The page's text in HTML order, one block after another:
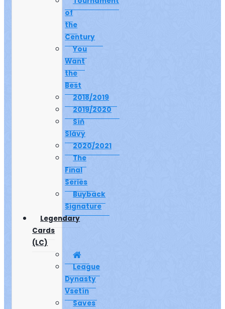
of
the
Century
You
Want
the
Best
2018/2019
2019/2020
Síň
Slávy
2020/2021
The
Final
Series
Buyback
Signature
Legendary
Cards
(LC)
League
Dynasty
Vsetín
Saves